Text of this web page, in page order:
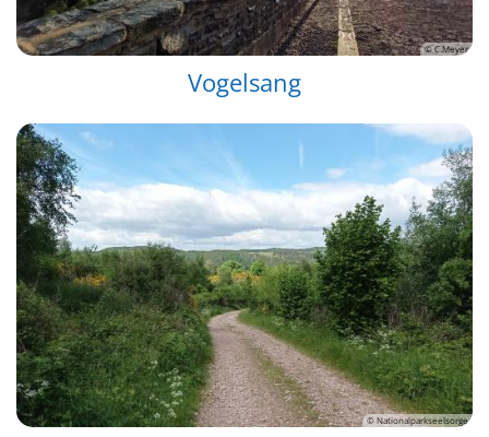
© C.Meyer
Vogelsang
© Nationalparkseelsorge